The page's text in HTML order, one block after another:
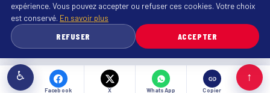
Facebook X WhatsApp Copier
♿ ↑
expérience. Vous pouvez accepter ou refuser ces cookies. Votre choix
est conservé. En savoir plus
REFUSER
ACCEPTER